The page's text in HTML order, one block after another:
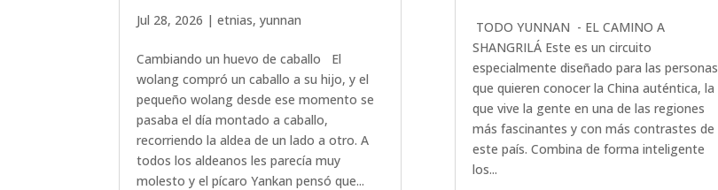
Jul 28, 2026 |etnias,yunnan
Cambiando un huevo de caballo El
wolang compró un caballo a su hijo, y el
pequeño wolang desde ese momento se
pasaba el día montado a caballo,
recorriendo la aldea de un lado a otro. A
todos los aldeanos les parecía muy
molesto y el pícaro Yankan pensó que...
TODO YUNNAN - EL CAMINO A
SHANGRILÁ Este es un circuito
especialmente diseñado para las personas
que quieren conocer la China auténtica, la
que vive la gente en una de las regiones
más fascinantes y con más contrastes de
este país. Combina de forma inteligente
los...